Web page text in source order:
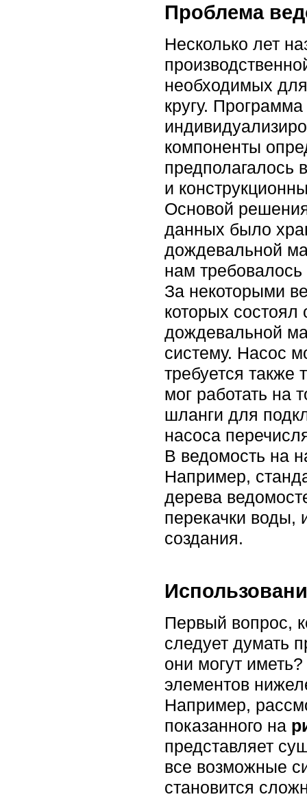
Проблема
Несколько лет
необходимых
кругу.
компоненты
предполагалось
и
Основой
данных было
дождевальной
нам требовалось
За некоторыми
которых
дождевальной
систему. Насос
требуется также
мог работать на
шланги для
насоса
В ведомость на
Например,
дерева
перекачки воды,
создания.
Первый вопрос,
следует думать
они могут
элементов
Например,
показанного на
представляет
все возможные
становится